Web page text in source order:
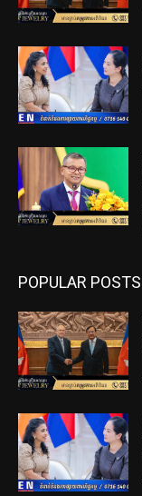
POPULAR POSTS